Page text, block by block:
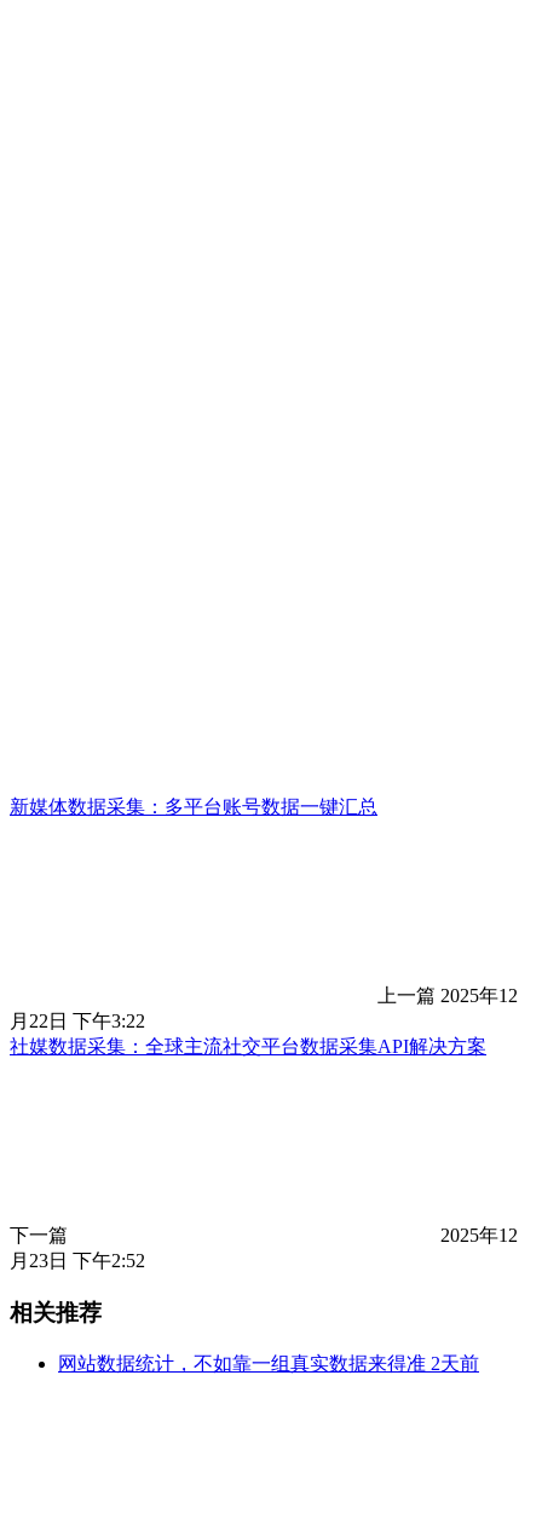
新媒体数据采集：多平台账号数据一键汇总
上一篇 2025年12
月22日 下午3:22
社媒数据采集：全球主流社交平台数据采集API解决方案
下一篇
2025年12
月23日 下午2:52
相关推荐
网站数据统计，不如靠一组真实数据来得准 2天前